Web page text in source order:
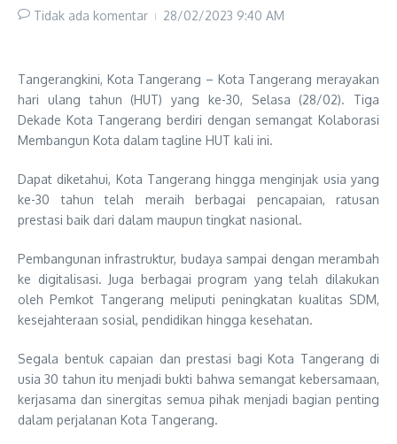
Tidak ada komentar 28/02/2023 9:40 AM
Tangerangkini, Kota Tangerang – Kota Tangerang merayakan
hari ulang tahun (HUT) yang ke-30, Selasa (28/02). Tiga
Dekade Kota Tangerang berdiri dengan semangat Kolaborasi
Membangun Kota dalam tagline HUT kali ini.
Dapat diketahui, Kota Tangerang hingga menginjak usia yang
ke-30 tahun telah meraih berbagai pencapaian, ratusan
prestasi baik dari dalam maupun tingkat nasional.
Pembangunan infrastruktur, budaya sampai dengan merambah
ke digitalisasi. Juga berbagai program yang telah dilakukan
oleh Pemkot Tangerang meliputi peningkatan kualitas SDM,
kesejahteraan sosial, pendidikan hingga kesehatan.
Segala bentuk capaian dan prestasi bagi Kota Tangerang di
usia 30 tahun itu menjadi bukti bahwa semangat kebersamaan,
kerjasama dan sinergitas semua pihak menjadi bagian penting
dalam perjalanan Kota Tangerang.